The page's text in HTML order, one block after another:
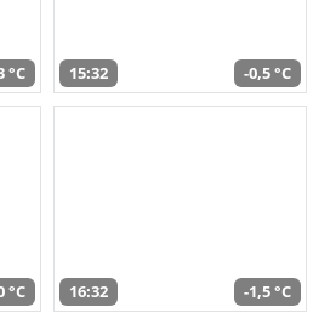
°C 15:32 -0,5 °C
°C 16:32 -1,5 °C